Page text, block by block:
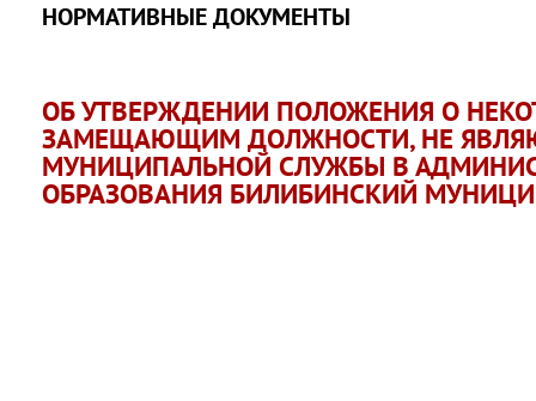
НОРМАТИВНЫЕ ДОКУМЕНТЫ
ОБ УТВЕРЖДЕНИИ ПОЛОЖЕНИЯ О
ЗАМЕЩАЮЩИМ ДОЛЖНОСТИ, НЕ
МУНИЦИПАЛЬНОЙ СЛУЖБЫ В
ОБРАЗОВАНИЯ БИЛИБИНСКИЙ